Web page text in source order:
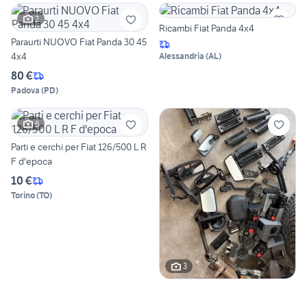
2
Paraurti NUOVO Fiat Panda 30 45
4x4
80 €
Padova (PD)
Ricambi Fiat Panda 4x4
Alessandria (AL)
6
Parti e cerchi per Fiat 126/500 L R
F d'epoca
10 €
Torino(TO)
3